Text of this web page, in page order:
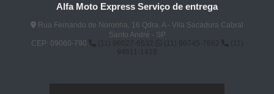
Alfa Moto Express Serviço de entrega
Rua Fernando de Noronha, 16 Qdra. A - Vila Sacadura Cabral
Santo André - SP
CEP: 09060-790
(11) 96027-6532 (11) 96745-7662
(11)
94611-1418